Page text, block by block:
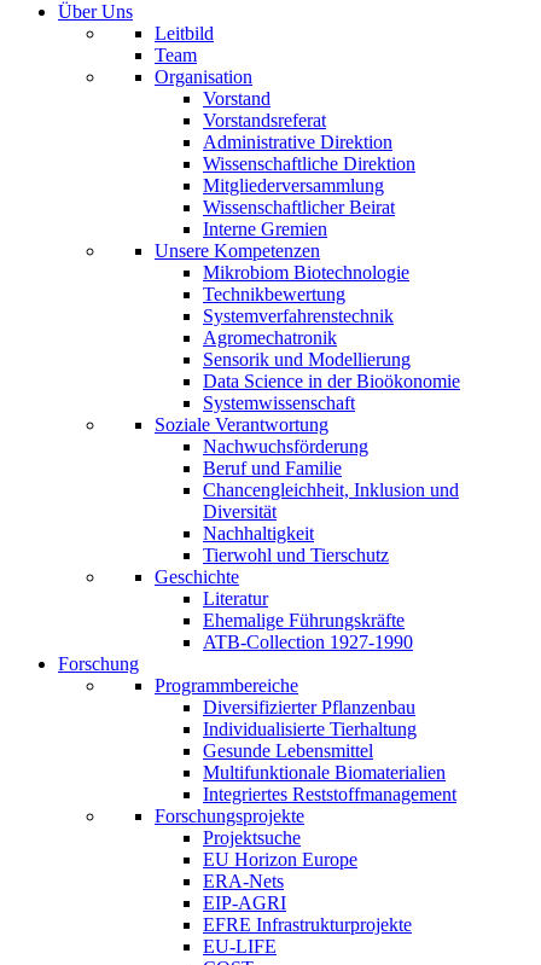
Über Uns
Leitbild
Team
Organisation
Vorstand
Vorstandsreferat
Administrative Direktion
Wissenschaftliche Direktion
Mitgliederversammlung
Wissenschaftlicher Beirat
Interne Gremien
Unsere Kompetenzen
Mikrobiom Biotechnologie
Technikbewertung
Systemverfahrenstechnik
Agromechatronik
Sensorik und Modellierung
Data Science in der Bioökonomie
Systemwissenschaft
Soziale Verantwortung
Nachwuchsförderung
Beruf und Familie
Chancengleichheit, Inklusion und
Diversität
Nachhaltigkeit
Tierwohl und Tierschutz
Geschichte
Literatur
Ehemalige Führungskräfte
ATB-Collection 1927-1990
Forschung
Programmbereiche
Diversifizierter Pflanzenbau
Individualisierte Tierhaltung
Gesunde Lebensmittel
Multifunktionale Biomaterialien
Integriertes Reststoffmanagement
Forschungsprojekte
Projektsuche
EU Horizon Europe
ERA-Nets
EIP-AGRI
EFRE Infrastrukturprojekte
EU-LIFE